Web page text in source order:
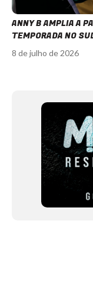
ANNY B AMPLIA A
TEMPORADA NO
8 de julho de 2026